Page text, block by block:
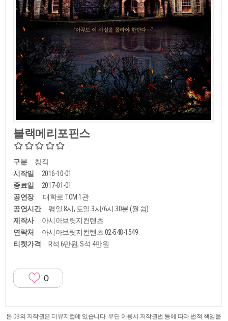
블랙메리포핀스
구분
창작
시작일
2016-10-01
종료일
2017-01-01
공연장
대학로 TOM 1관
공연시간
평일 8시, 토일 3시/6시 30분 (월 쉼)
제작사
아시아브릿지컨텐츠
연락처
아시아브릿지컨텐츠 02-548-1549
티켓가격
R석 6만원, S석 4만원
0
본 DB의 저작권은 더뮤지컬에 있습니다. 무단 이용시 저작권법 등에 따라 법적 책임을